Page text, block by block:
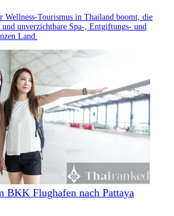
Wellness-Tourismus in Thailand boomt, die
unverzichtbare Spa-, Entgiftungs- und
Land.
BKK Flughafen nach Pattaya